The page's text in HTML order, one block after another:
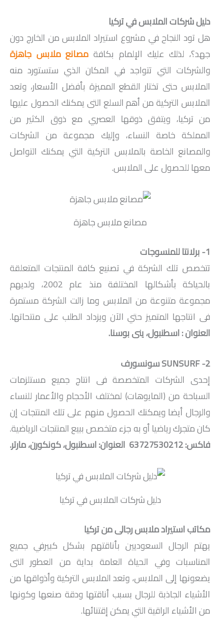
دليل شركات الملابس في تركيا
هل تود النجاح في مشروع استيراد الملابس من الخارج دون
جهد؟، لذلك عليك الإلمام بكافة مصانع ملابس جاهزة
والشركات التي تتواجد في المكان الذي ستستورد منه
الملابس حتى تختار القطع المميزة بأفضل الأسعار، وتعد
الملابس التركية من أهم السلع التى يمكنك الحصول عليها
من تركيا، ويتفق ذوقها العصري مع ذوق الكثير من
المملكة خاصة النساء، وإليك مجموعة من الشركات
والمصانع الخاصة بالملابس التركية التي يمكنك التواصل
معها للحصول على الملابس.
مصانع ملابس جاهزة
1- برلانتا للمنسوجات
تتخصص تلك الشركة في تصنيع كافة المنتجات المتعلقة
بالحياكة بأشكالها المختلفة منذ عام 2002، ولديهم
مجموعة متنوعة من الملابس وما زالت الشركة مستمرة
فى انتاجها المتميز حتي الآن ويزداد الطلب على منتحاتها.
العنوان : اسطنبول، ينى بوسنا.
2-
SUNSURFسونسورف
إحدى الشركات المتخصصة فى انتاج جميع مستلزمات
السباحة من (المايوهات) لمختلف الأحجام والأعمار للنساء
والرجال أيضا ويمكنك الحصول منهم على تلك المنتجات إن
كان متجرك رياضيا أو به جزء متخصص ببيع المنتجات الرياضية.
فاكس: 63727530212 العنوان: اسطنبول، كونكورن، مارتر.
دليل شركات الملابس في تركيا
مكاتب استيراد ملابس رجالى من تركيا
يهتم الرجال السعوديين بأناقتهم بشكل كبيرفي جميع
المناسبات وفي الحياة العامة بداية من العطور التى
يضعونها إلى الملابس، وتعد الملابس التركية وأذواقها من
الأشياء الجاذبة للرجال بسبب أناقتها ودقة صنعها وكونها
من الأشياء الراقية التي يمكن إقتنائها.